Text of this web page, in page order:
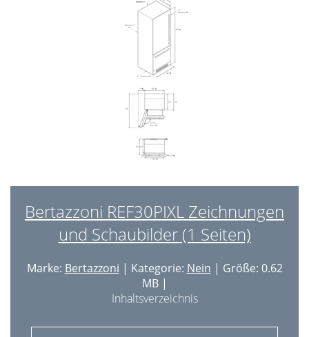
Bertazzoni REF30PIXL Zeichnungen
und Schaubilder (1 Seiten)
Marke: Bertazzoni | Kategorie: Nein | Größe: 0.62
MB |
Inhaltsverzeichnis